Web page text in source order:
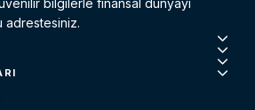
bilgilerle finansal dünyayı
adrestesiniz.